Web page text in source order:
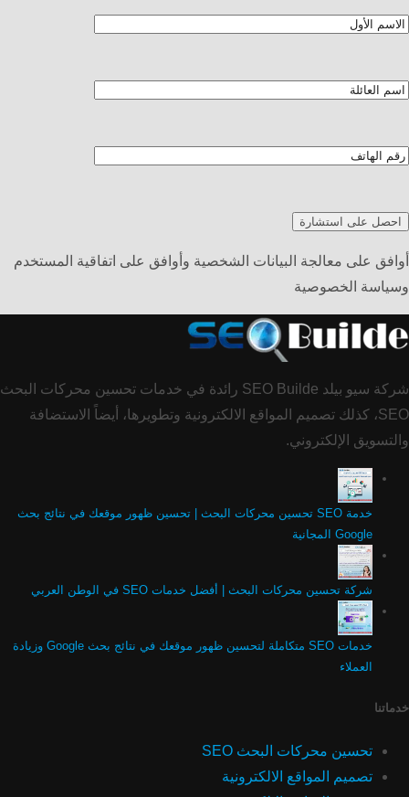
أوافق على معالجة البيانات الشخصية وأوافق على اتفاقية المستخدم
وسياسة الخصوصية
شركة سيو بيلد SEO Builde رائدة في خدمات تحسين محركات البحث
SEO، كذلك تصميم المواقع الالكترونية وتطويرها، أيضاً الاستضافة
والتسويق الإلكتروني.
خدمة SEO تحسين محركات البحث | تحسين ظهور موقعك في نتائج بحث
Google المجانية
شركة تحسين محركات البحث | أفضل خدمات SEO في الوطن العربي
خدمات SEO متكاملة لتحسين ظهور موقعك في نتائج بحث Google وزيادة
العملاء
خدماتنا
تحسين محركات البحث SEO
تصميم المواقع الالكترونية